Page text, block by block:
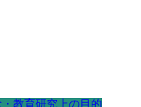
教育研究上の目的